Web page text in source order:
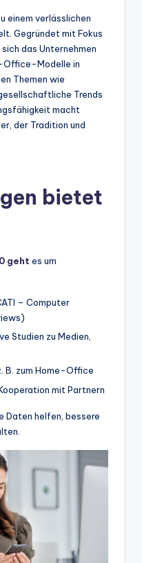
einem verlässlichen
Gegründet mit Fokus
das Unternehmen
Office-Modelle in
Themen wie
Trends
macht
der Tradition und
bietet
geht es um
– Computer
Studien zu Medien,
B. zum Home-Office
mit Partnern
Daten helfen, bessere